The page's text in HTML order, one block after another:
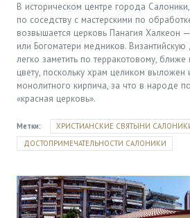
В историческом центре города
по соседству с мастерскими по
возвышается церковь Панагия Халкеон
или Богоматери медников. Византийскую
легко заметить по терракотовому, ближе
цвету, поскольку храм целиком выложен
монолитного кирпича, за что в народе
«красная церковь».
Метки:
ХРИСТИАНСКИЕ СВЯТЫНИ
ДОСТОПРИМЕЧАТЕЛЬНОСТИ САЛОНИКИ